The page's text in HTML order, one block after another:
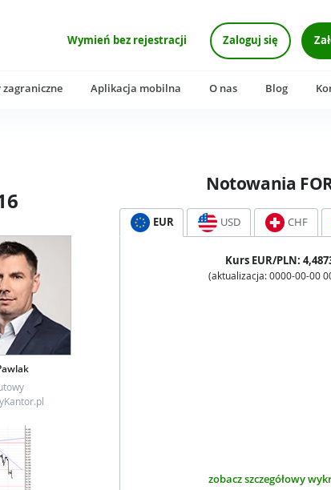
Wymień bez rejestracji Zaloguj się
zagraniczne Aplikacja mobilna O nas Blog
Notowania
EUR USD CHF
Kurs EUR/PLN:
(aktualizacja: 0000-00-00
zobacz szczegółowy